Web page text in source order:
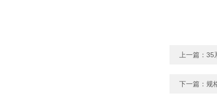
上一篇： 35
下一篇： 规